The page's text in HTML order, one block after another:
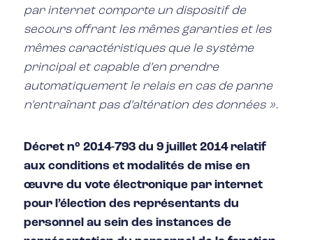
par internet comporte un dispositif de
secours offrant les mêmes garanties et les
mêmes caractéristiques que le système
principal et capable d’en prendre
automatiquement le relais en cas de panne
n’entraînant pas d’altération des données ».
Décret n° 2014-793 du 9 juillet 2014 relatif
aux conditions et modalités de mise en
œuvre du vote électronique par internet
pour l’élection des représentants du
personnel au sein des instances de